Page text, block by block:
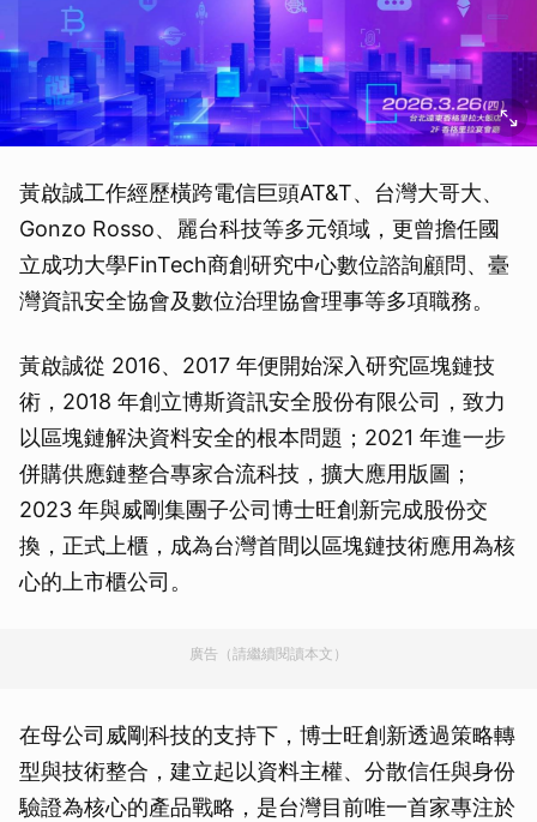
黃啟誠工作經歷橫跨電信巨頭AT&T、台灣大哥大、
Gonzo Rosso、麗台科技等多元領域，更曾擔任國
立成功大學FinTech商創研究中心數位諮詢顧問、臺
灣資訊安全協會及數位治理協會理事等多項職務。
黃啟誠從 2016、2017 年便開始深入研究區塊鏈技
術，2018 年創立博斯資訊安全股份有限公司，致力
以區塊鏈解決資料安全的根本問題；2021 年進一步
併購供應鏈整合專家合流科技，擴大應用版圖；
2023 年與威剛集團子公司博士旺創新完成股份交
換，正式上櫃，成為台灣首間以區塊鏈技術應用為核
心的上市櫃公司。
廣告（請繼續閱讀本文）
在母公司威剛科技的支持下，博士旺創新透過策略轉
型與技術整合，建立起以資料主權、分散信任與身份
驗證為核心的產品戰略，是台灣目前唯一首家專注於